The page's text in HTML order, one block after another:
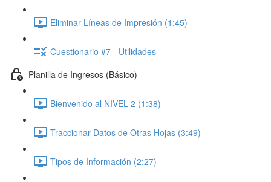
Eliminar Líneas de Impresión (1:45)
Cuestionario #7 - Utilidades
Planilla de Ingresos (Básico)
Bienvenido al NIVEL 2 (1:38)
Traccionar Datos de Otras Hojas (3:49)
Tipos de Información (2:27)